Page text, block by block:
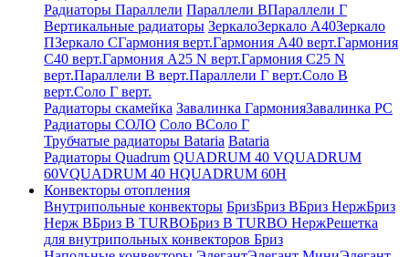
Радиаторы Параллели Параллели ВПараллели Г
Вертикальные радиаторы ЗеркалоЗеркало А40Зеркало
ПЗеркало СГармония верт.Гармония А40 верт.Гармония
С40 верт.Гармония А25 N верт.Гармония С25 N
верт.Параллели В верт.Параллели Г верт.Соло В
верт.Соло Г верт.
Радиаторы скамейка Завалинка ГармонияЗавалинка РС
Радиаторы СОЛО Соло ВСоло Г
Трубчатые радиаторы Bataria Bataria
Радиаторы Quadrum QUADRUM 40 VQUADRUM
60VQUADRUM 40 HQUADRUM 60H
Конвекторы отопления
Внутрипольные конвекторы БризБриз ВБриз НержБриз
Нерж ВБриз В TURBOБриз В TURBO НержРешетка
для внутрипольных конвекторов Бриз